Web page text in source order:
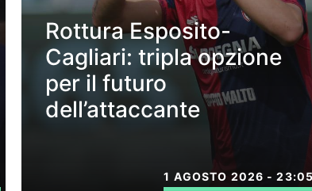
Rottura Esposito-
Cagliari: tripla opzione
per il futuro
dell’attaccante
1 AGOSTO 2026 - 23:05